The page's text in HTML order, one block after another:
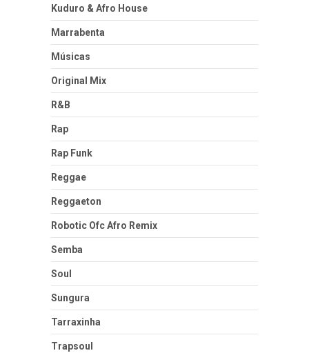
Kuduro & Afro House
Marrabenta
Músicas
Original Mix
R&B
Rap
Rap Funk
Reggae
Reggaeton
Robotic Ofc Afro Remix
Semba
Soul
Sungura
Tarraxinha
Trapsoul